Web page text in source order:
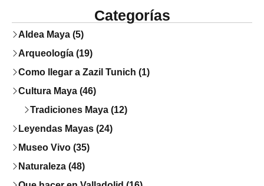
Categorías
Aldea Maya (5)
Arqueología (19)
Como llegar a Zazil Tunich (1)
Cultura Maya (46)
Tradiciones Maya (12)
Leyendas Mayas (24)
Museo Vivo (35)
Naturaleza (48)